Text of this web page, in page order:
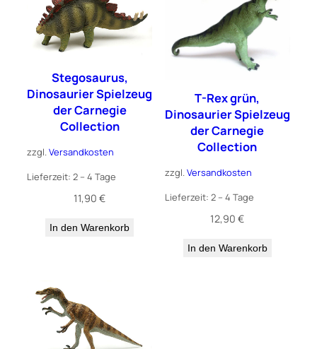
Stegosaurus,
Dinosaurier Spielzeug
der Carnegie
Collection
zzgl.Versandkosten
Lieferzeit: 2 – 4 Tage
11,90€
In den Warenkorb
T-Rex grün,
Dinosaurier Spielzeug
der Carnegie
Collection
zzgl.Versandkosten
Lieferzeit: 2 – 4 Tage
12,90€
In den Warenkorb